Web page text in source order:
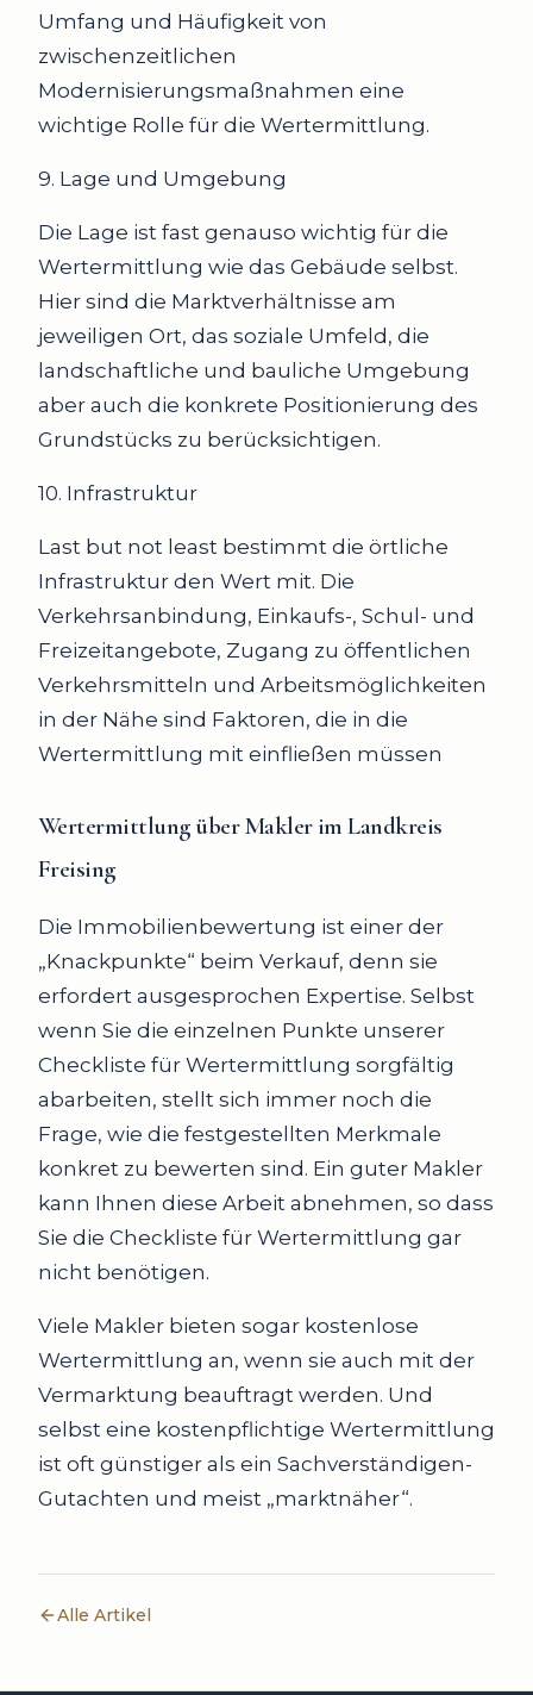
Umfang und Häufigkeit von
zwischenzeitlichen
Modernisierungsmaßnahmen eine
wichtige Rolle für die Wertermittlung.
9. Lage und Umgebung
Die Lage ist fast genauso wichtig für die
Wertermittlung wie das Gebäude selbst.
Hier sind die Marktverhältnisse am
jeweiligen Ort, das soziale Umfeld, die
landschaftliche und bauliche Umgebung
aber auch die konkrete Positionierung des
Grundstücks zu berücksichtigen.
10. Infrastruktur
Last but not least bestimmt die örtliche
Infrastruktur den Wert mit. Die
Verkehrsanbindung, Einkaufs-, Schul- und
Freizeitangebote, Zugang zu öffentlichen
Verkehrsmitteln und Arbeitsmöglichkeiten
in der Nähe sind Faktoren, die in die
Wertermittlung mit einfließen müssen
Wertermittlung über Makler im Landkreis
Freising
Die Immobilienbewertung ist einer der
„Knackpunkte“ beim Verkauf, denn sie
erfordert ausgesprochen Expertise. Selbst
wenn Sie die einzelnen Punkte unserer
Checkliste für Wertermittlung sorgfältig
abarbeiten, stellt sich immer noch die
Frage, wie die festgestellten Merkmale
konkret zu bewerten sind. Ein guter Makler
kann Ihnen diese Arbeit abnehmen, so dass
Sie die Checkliste für Wertermittlung gar
nicht benötigen.
Viele Makler bieten sogar kostenlose
Wertermittlung an, wenn sie auch mit der
Vermarktung beauftragt werden. Und
selbst eine kostenpflichtige Wertermittlung
ist oft günstiger als ein Sachverständigen-
Gutachten und meist „marktnäher“.
Alle Artikel